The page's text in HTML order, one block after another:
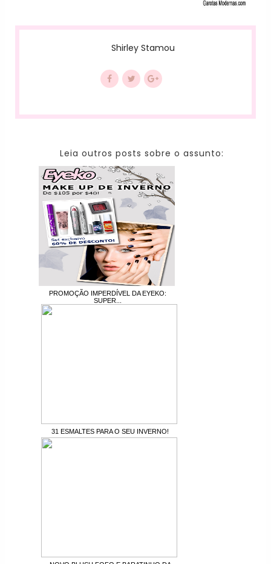
Shirley Stamou
Leia outros posts sobre o assunto:
PROMOÇÃO IMPERDÍVEL DA EYEKO:
SUPER...
31 ESMALTES PARA O SEU INVERNO!